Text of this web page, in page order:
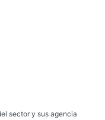
sector y sus agencia